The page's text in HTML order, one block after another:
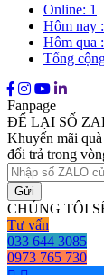
Online: 1
Hôm nay
Hôm qua
Tổng
Fanpage
ĐỂ LẠI SỐ
Khuyến mãi
đổi trả trong
CHÚNG TÔI
Tư vấn
033 644 3085
0973 765 730